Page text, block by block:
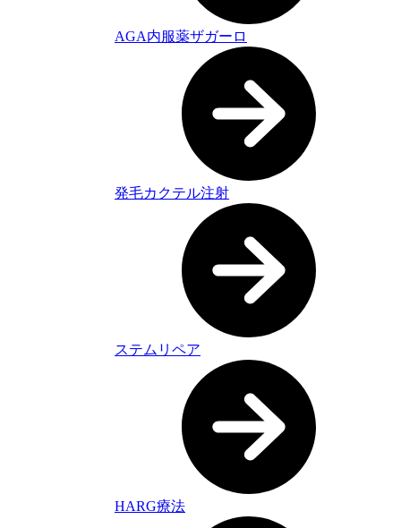
AGA内服薬ザガーロ
発毛カクテル注射
ステムリペア
HARG療法